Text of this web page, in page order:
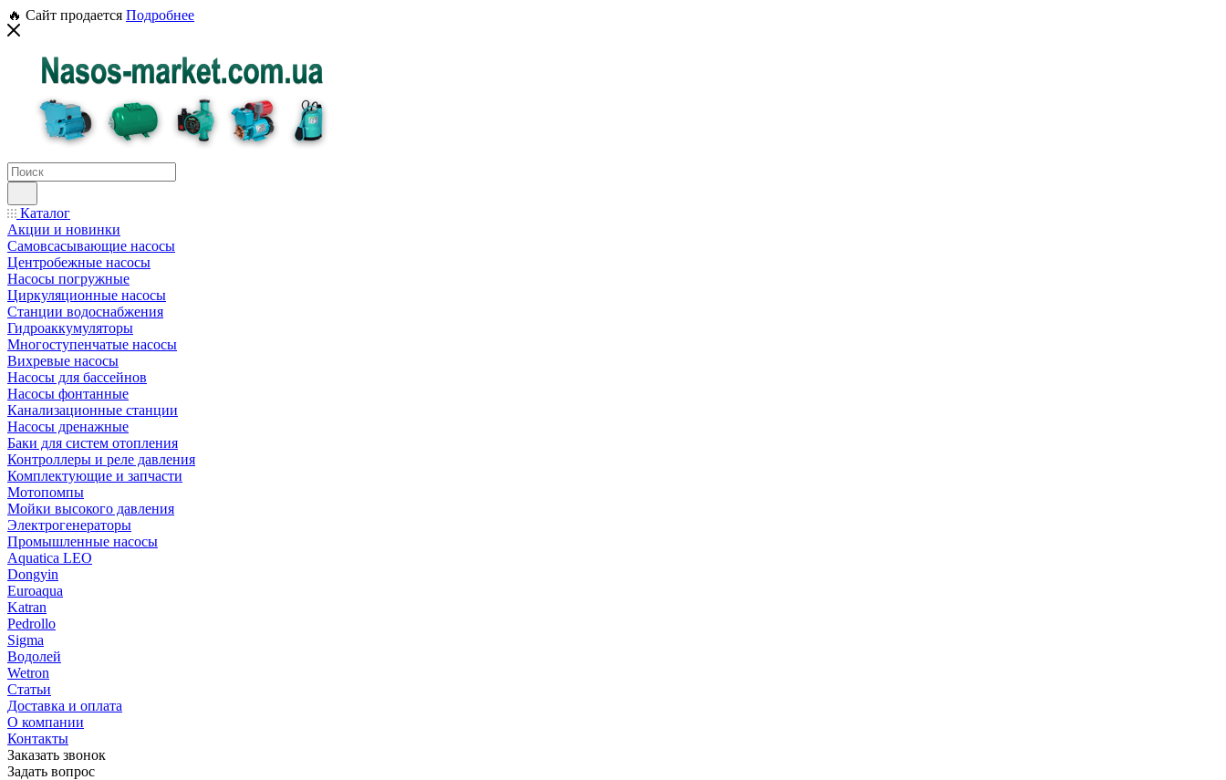
🔥 Сайт продается Подробнее
Каталог
Акции и новинки
Самовсасывающие насосы
Центробежные насосы
Насосы погружные
Циркуляционные насосы
Станции водоснабжения
Гидроаккумуляторы
Многоступенчатые насосы
Вихревые насосы
Насосы для бассейнов
Насосы фонтанные
Канализационные станции
Насосы дренажные
Баки для систем отопления
Контроллеры и реле давления
Комплектующие и запчасти
Мотопомпы
Мойки высокого давления
Электрогенераторы
Промышленные насосы
Aquatica LEO
Dongyin
Euroaqua
Katran
Pedrollo
Sigma
Водолей
Wetron
Статьи
Доставка и оплата
О компании
Контакты
Заказать звонок
Задать вопрос